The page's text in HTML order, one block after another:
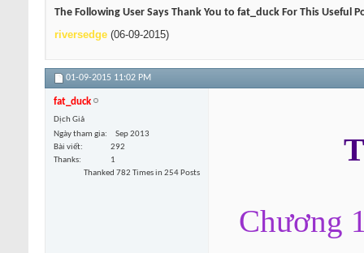
The Following User Says Thank You to fat_duck For This Useful
riversedge (06-09-2015)
01-09-2015 11:02 PM
fat_duck
Dịch Giả
Ngày tham gia
Sep 2013
Bài viết
292
Thanks
1
Thanked 782 Times in 254 Posts
Chương